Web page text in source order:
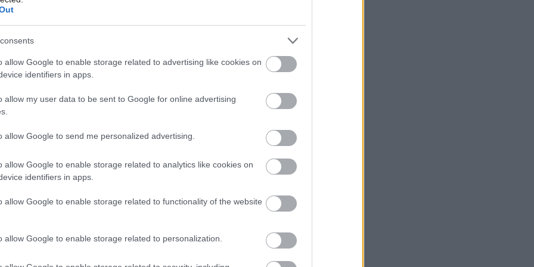
allow Google to enable storage related to advertising like cookies on
identifiers in apps.
allow my user data to be sent to Google for online advertising
allow Google to send me personalized advertising.
allow Google to enable storage related to analytics like cookies on
identifiers in apps.
allow Google to enable storage related to functionality of the website
allow Google to enable storage related to personalization.